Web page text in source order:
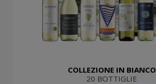
COLLEZIONE IN BIANCO
20 BOTTIGLIE